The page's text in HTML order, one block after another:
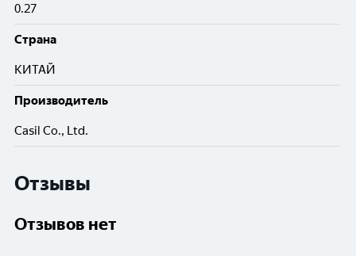
0.27
Cтрана
КИТАЙ
Производитель
Casil Co., Ltd.
Отзывы
Отзывов нет